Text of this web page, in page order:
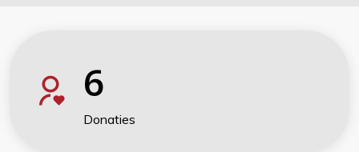
6
Donaties